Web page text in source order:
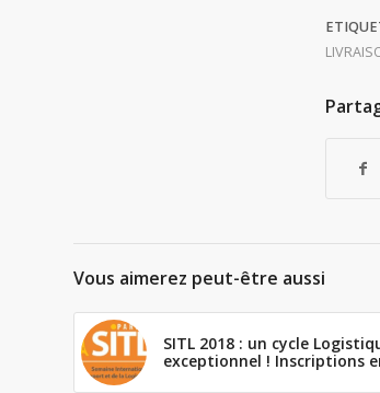
Vous aimerez peut-être aussi
SITL 2018 : un cycle
exceptionnel ! Inscriptions